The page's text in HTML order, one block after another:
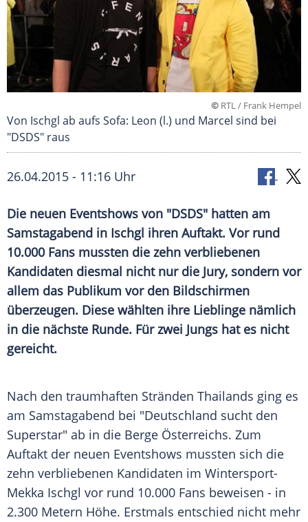
© RTL / Frank Hempel
Von Ischgl ab aufs Sofa: Leon (l.) und Marcel sind bei
"DSDS" raus
26.04.2015 - 11:16 Uhr
Die neuen Eventshows von "DSDS" hatten am
Samstagabend in Ischgl ihren Auftakt. Vor rund
10.000 Fans mussten die zehn verbliebenen
Kandidaten diesmal nicht nur die Jury, sondern vor
allem das Publikum vor den Bildschirmen
überzeugen. Diese wählten ihre Lieblinge nämlich
in die nächste Runde. Für zwei Jungs hat es nicht
gereicht.
Nach den traumhaften Stränden Thailands ging es
am Samstagabend bei "Deutschland sucht den
Superstar" ab in die Berge Österreichs. Zum
Auftakt der neuen Eventshows mussten sich die
zehn verbliebenen Kandidaten im Wintersport-
Mekka Ischgl vor rund 10.000 Fans beweisen - in
2.300 Metern Höhe. Erstmals entschied nicht mehr